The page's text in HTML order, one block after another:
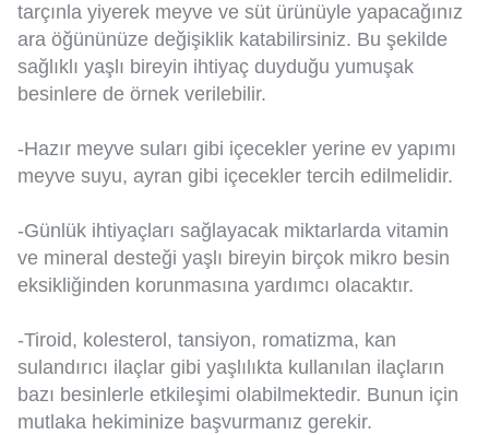
tarçınla yiyerek meyve ve süt ürünüyle yapacağınız
ara öğününüze değişiklik katabilirsiniz. Bu şekilde
sağlıklı yaşlı bireyin ihtiyaç duyduğu yumuşak
besinlere de örnek verilebilir.
-Hazır meyve suları gibi içecekler yerine ev yapımı
meyve suyu, ayran gibi içecekler tercih edilmelidir.
-Günlük ihtiyaçları sağlayacak miktarlarda vitamin
ve mineral desteği yaşlı bireyin birçok mikro besin
eksikliğinden korunmasına yardımcı olacaktır.
-Tiroid, kolesterol, tansiyon, romatizma, kan
sulandırıcı ilaçlar gibi yaşlılıkta kullanılan ilaçların
bazı besinlerle etkileşimi olabilmektedir. Bunun için
mutlaka hekiminize başvurmanız gerekir.